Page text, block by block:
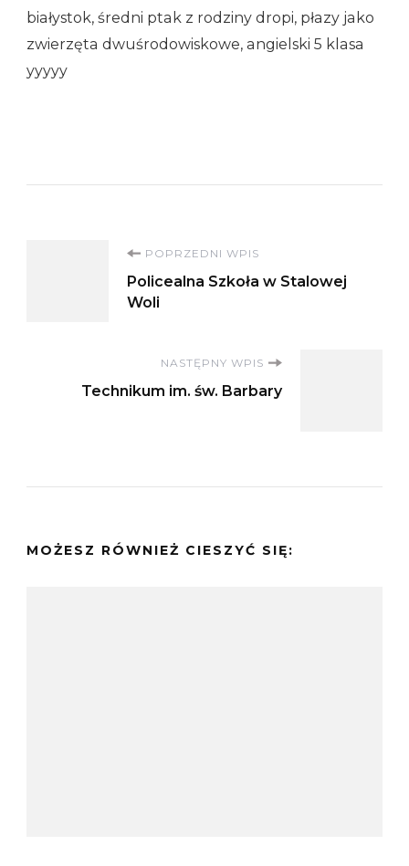
białystok, średni ptak z rodziny dropi, płazy jako
zwierzęta dwuśrodowiskowe, angielski 5 klasa
yyyyy
Nawigacja
wpisu
POPRZEDNI WPIS
Policealna Szkoła w Stalowej
Woli
NASTĘPNY WPIS
Technikum im. św. Barbary
MOŻESZ RÓWNIEŻ CIESZYĆ SIĘ: